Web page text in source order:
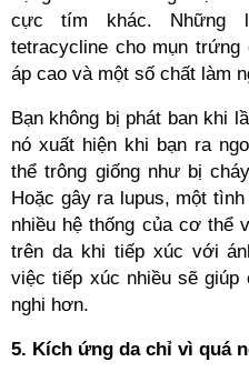
cực tím khác. Những
tetracycline cho mụn trứng
áp cao và một số chất làm
Bạn không bị phát ban khi
nó xuất hiện khi bạn ra
thể trông giống như bị
Hoặc gây ra lupus, một
nhiều hệ thống của cơ thể
trên da khi tiếp xúc với
việc tiếp xúc nhiều sẽ
nghi hơn.
5. Kích ứng da chỉ vì quá